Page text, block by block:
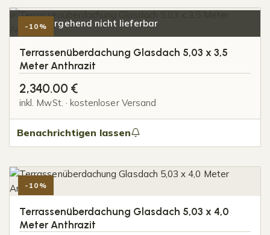
-10%
Vorübergehend nicht lieferbar
Terrassenüberdachung Glasdach 5,03 x 3,5
Meter Anthrazit
2,340.00 €
inkl. MwSt. · kostenloser Versand
Benachrichtigen lassen
-10%
Terrassenüberdachung Glasdach 5,03 x 4,0
Meter Anthrazit